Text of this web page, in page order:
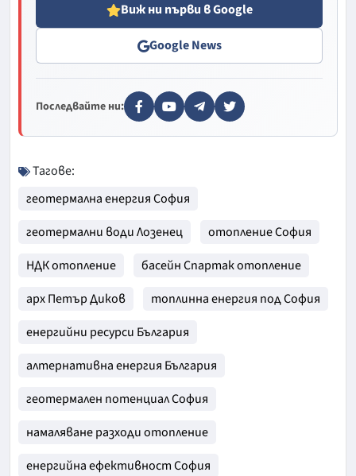
Виж ни първи в Google
Google News
Последвайте ни:
Тагове:
геотермална енергия София
геотермални води Лозенец
отопление София
НДК отопление
басейн Спартак отопление
арх Петър Диков
топлинна енергия под София
енергийни ресурси България
алтернативна енергия България
геотермален потенциал София
намаляване разходи отопление
енергийна ефективност София